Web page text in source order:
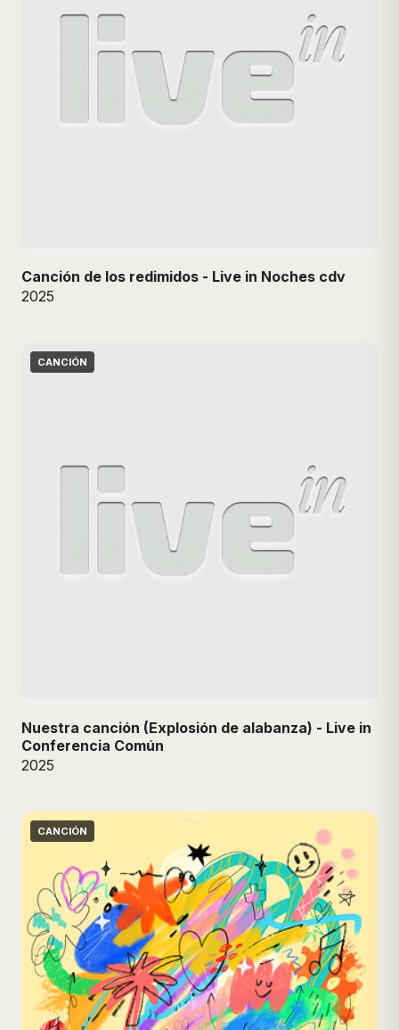
Canción de los redimidos - Live in Noches cdv
2025
CANCIÓN
Nuestra canción (Explosión de alabanza) - Live in
Conferencia Común
2025
CANCIÓN